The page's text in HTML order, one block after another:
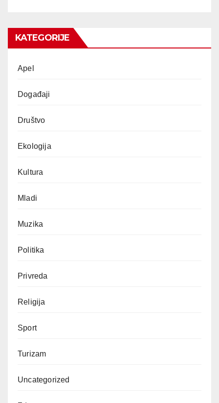
KATEGORIJE
Apel
Događaji
Društvo
Ekologija
Kultura
Mladi
Muzika
Politika
Privreda
Religija
Sport
Turizam
Uncategorized